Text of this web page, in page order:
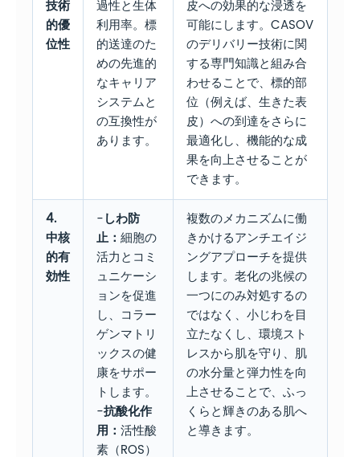
技術
的優
位性
過性と生体
利用率。標
的送達のた
めの先進的
なキャリア
システムと
の互換性が
あります。
皮への効果的な浸透を
可能にします。CASOV
のデリバリー技術に関
する専門知識と組み合
わせることで、標的部
位（例えば、生きた表
皮）への到達をさらに
最適化し、機能的な成
果を向上させることが
できます。
4.
中核
的有
効性
-しわ防
止： 細胞の
活力とコミ
ュニケーシ
ョンを促進
し、コラー
ゲンマトリ
ックスの健
康をサポー
トします。
-抗酸化作
用： 活性酸
素（ROS）
複数のメカニズムに働
きかけるアンチエイジ
ングアプローチを提供
します。老化の兆候の
一つにのみ対処するの
ではなく、小じわを目
立たなくし、環境スト
レスから肌を守り、肌
の水分量と弾力性を向
上させることで、ふっ
くらと輝きのある肌へ
と導きます。